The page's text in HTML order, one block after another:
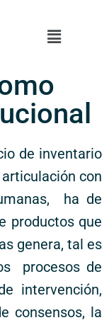
de inventario
con
ha de
productos que
genera, tal es
procesos de
intervención,
consensos, la